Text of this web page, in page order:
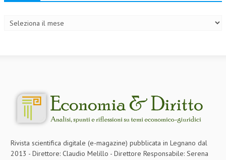
BOLLETTINO FINANZIAMENTI
MANUALI E MONOGRAFIE
INVITI E PROMOZIONI
Rivista scientifica digitale (e-magazine) pubblicata in Legnano dal
2013 - Direttore: Claudio Melillo - Direttore Responsabile: Serena